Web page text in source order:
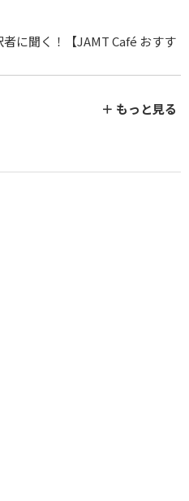
者に聞く！【JAMT Café おすす
＋ もっと見る